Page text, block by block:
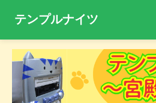
テンプルナイツ